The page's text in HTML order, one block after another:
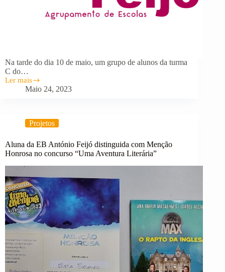
Na tarde do dia 10 de maio, um grupo de alunos da turma
C do…
Ler mais
EB
António
intercâmbio
Sénior
Maio 24, 2023
Projetos
Aluna da EB António Feijó distinguida com Menção
Honrosa no concurso “Uma Aventura Literária”